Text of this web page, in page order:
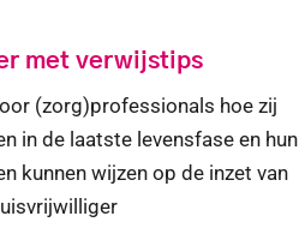
met verwijstips
(zorg)professionals hoe zij
in de laatste levensfase en hun
kunnen wijzen op de inzet van